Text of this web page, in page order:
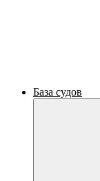
База судов